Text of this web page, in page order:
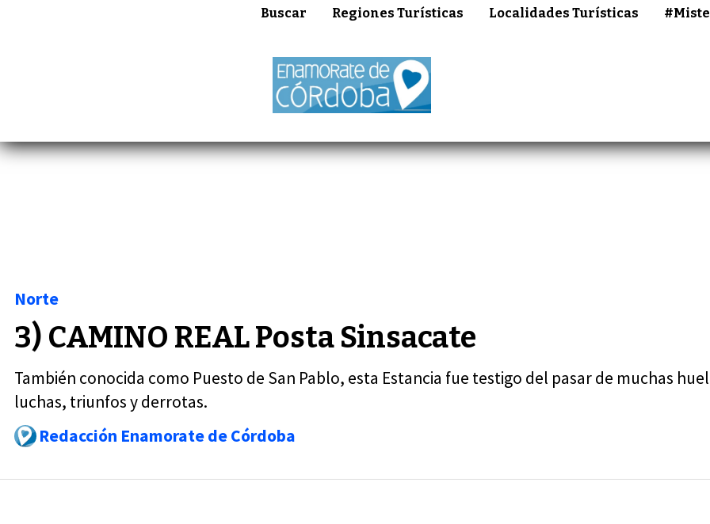
Buscar Regiones Turísticas Localidades Turísticas
3) CAMINO REAL Posta Sinsacate
También conocida como Puesto de San Pablo, esta Estancia fue testigo del pasar de muchas
luchas, triunfos y derrotas.
Norte
Redacción Enamorate de Córdoba